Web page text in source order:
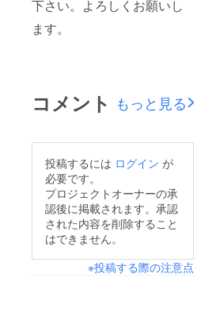
下さい。よろしくお願いし
ます。
コメント もっと見る
投稿するには ログイン が
必要です。
プロジェクトオーナーの承
認後に掲載されます。承認
された内容を削除すること
はできません。
※投稿する際の注意点